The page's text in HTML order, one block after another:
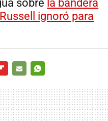
sobre la bandera
ignoró para
MAIL